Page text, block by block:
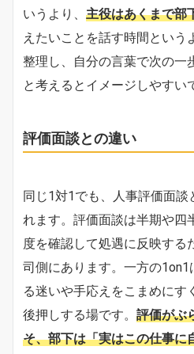
いうより、 主役はあくまで部
えたいことを話す時間という
整理し、自分の言葉で次の一
と考えるとイメージしやすい
評価面談との違い
同じ1対1でも、人事評価面
れます。評価面談は半期や四
度を確認して処遇に反映する
司側にあります。一方の
る迷いや手応えをこまめにす
後押しする場です。 評価がぶ
そ、部下は「実はこの仕事に